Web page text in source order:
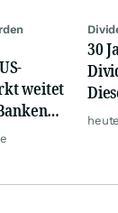
weitet
30